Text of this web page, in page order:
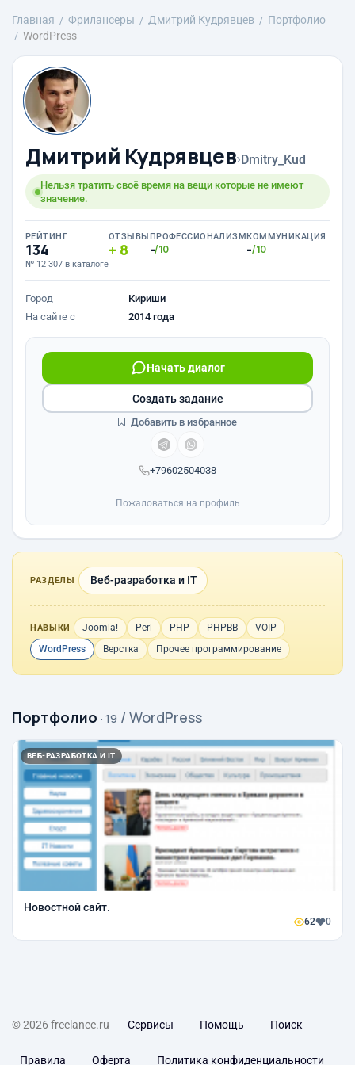
Главная Фрилансеры Дмитрий Кудрявцев
Портфолио
WordPress
Дмитрий Кудрявцев›Dmitry_Kud
Нельзя тратить своё время на вещи которые не имеют
значение.
РЕЙТИНГ
134
№ 12 307 в каталоге
ОТЗЫВЫ
8
ПРОФЕССИОНАЛИЗМ
-/10
КОММУНИКАЦИЯ
-/10
Город
Кириши
На сайте с
2014 года
+79602504038
Начать диалог
Создать задание
Добавить в избранное
Пожаловаться на профиль
РАЗДЕЛЫ Веб-разработка и IT
НАВЫКИ Joomla! Perl PHP PHPBB
VOIP
WordPress
Верстка Прочее программирование
Портфолио · 19 / WordPress
ВЕБ-РАЗРАБОТКА И IT
Новостной сайт.
62 0
© 2026 freelance.ru Сервисы Помощь Поиск
Правила Оферта Политика конфиденциальности